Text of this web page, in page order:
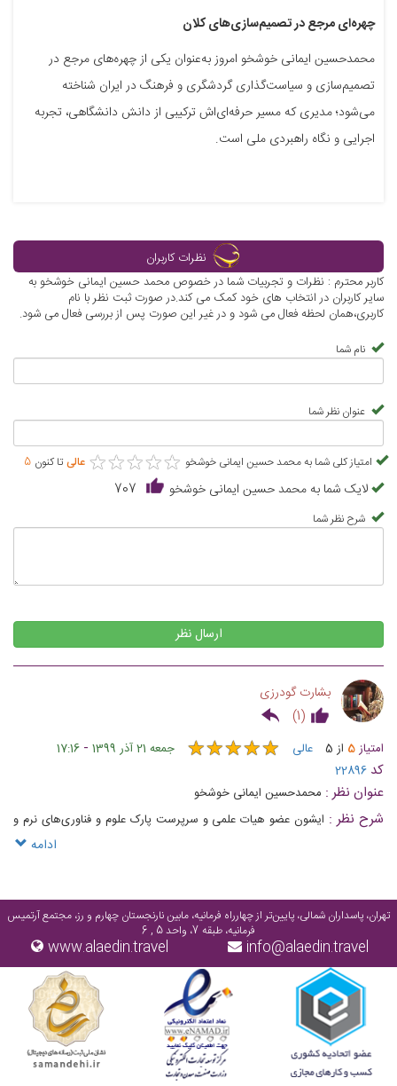
چهره‌ای مرجع در تصمیم‌سازی‌های کلان
محمدحسین ایمانی خوشخو امروز به‌عنوان یکی از چهره‌های مرجع در
تصمیم‌سازی و سیاست‌گذاری گردشگری و فرهنگ در ایران شناخته
می‌شود؛ مدیری که مسیر حرفه‌ای‌اش ترکیبی از دانش دانشگاهی، تجربه
اجرایی و نگاه راهبردی ملی است.
نظرات کاربران
کاربر محترم : نظرات و تجربیات شما در خصوص محمد حسین ایمانی خوشخو به
سایر کاربران در انتخاب های خود کمک می کند.در صورت ثبت نظر با نام
کاربری،همان لحظه فعال می شود و در غیر این صورت پس از بررسی فعال می شود.
نام شما
عنوان نظر شما
امتیاز کلی شما به محمد حسین ایمانی خوشخو ★★★★★
★★★★★ عالی تا کنون 5
لایک شما به محمد حسین ایمانی خوشخو 707
شرح نظر شما
ارسال نظر
بشارت گودرزی
(
1
)
امتیاز5 از 5 عالی ★★★★★
★★★★★ جمعه 21 آذر 1399 -
17:16
کد 22896
عنوان نظر : محمدحسین ایمانی خوشخو
شرح نظر : ایشون عضو هیات علمی و سرپرست پارک علوم و فناوری‌های نرم و
ادامه
تهران، پاسداران شمالی، پایین‌تر از چهارراه فرمانیه، مابین نارنجستان چهارم و رز، مجتمع آرتمیس
فرمانیه، طبقه 7، واحد 5 , 6
info@alaedin.travel
www.alaedin.travel